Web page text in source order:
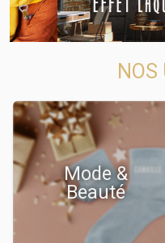
NOS
Mode &
Beauté